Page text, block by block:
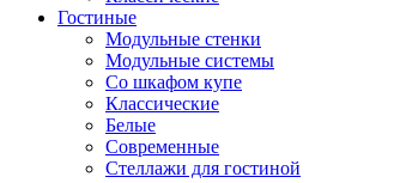
Гостиные
Модульные стенки
Модульные системы
Со шкафом купе
Классические
Белые
Современные
Стеллажи для гостиной